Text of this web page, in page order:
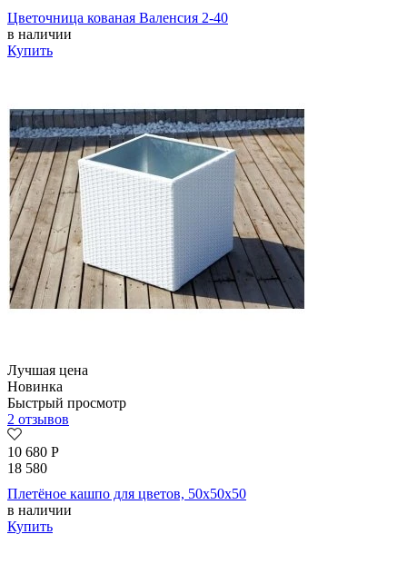
Цветочница кованая Валенсия 2-40
в наличии
Купить
Лучшая цена
Новинка
Быстрый просмотр
2 отзывов
10 680 Р
18 580
Плетёное кашпо для цветов, 50x50x50
в наличии
Купить